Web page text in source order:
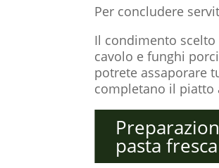
Per concludere
Il condimento
cavolo e funghi
potrete assaporare
completano il piatto
pasta